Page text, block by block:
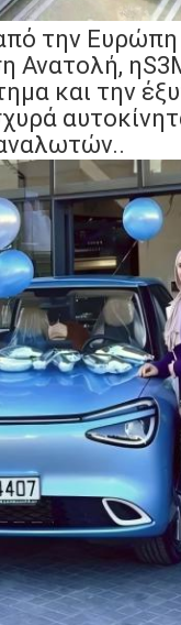
την
Ανατολή, ηS3
και την